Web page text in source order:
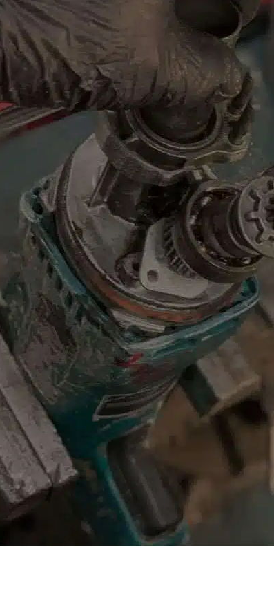
שירות מעולה
עמית גואטה
5 לפני חודשים
אין מקצועיות כזאת, שירות מס’ 1
נדיבים אמינים מהירים
מרוצה מאוד ועוד אחזור לכאן
שאצטרך!!!
תודה לכם
קרא עוד
אליעד חממי
5 לפני חודשים